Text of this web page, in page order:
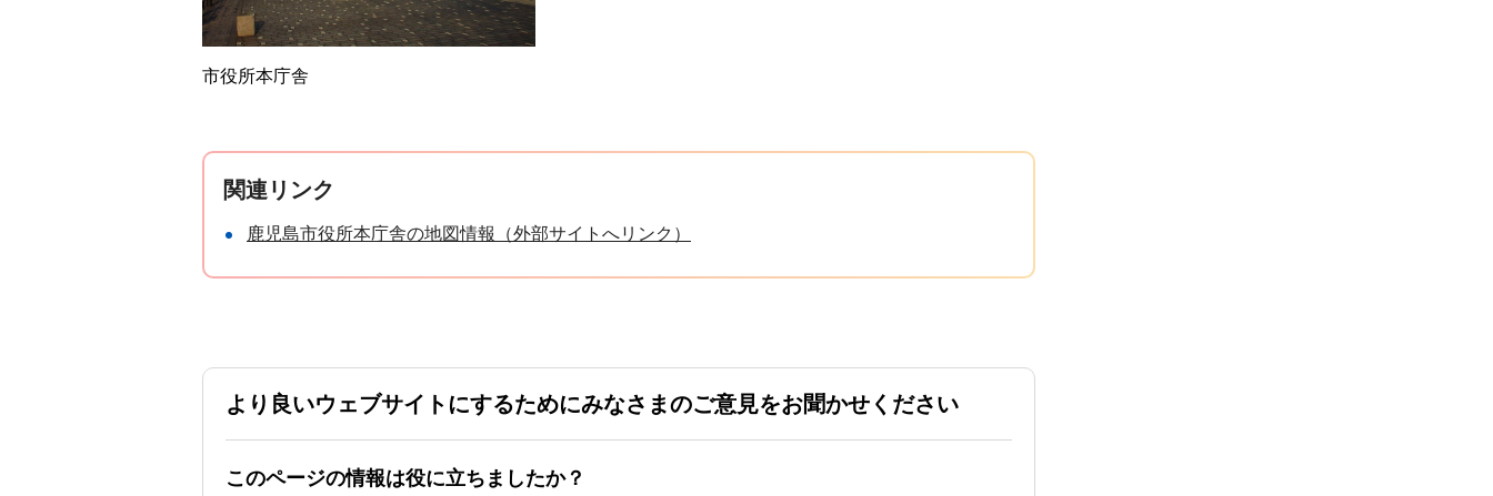
市役所本庁舎
関連リンク
鹿児島市役所本庁舎の地図情報（外部サイトへリンク）
より良いウェブサイトにするためにみなさまのご意見をお聞かせください
このページの情報は役に立ちましたか？